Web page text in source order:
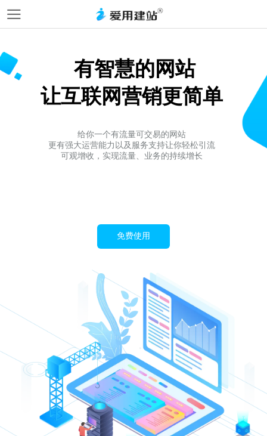
免费使用
有智慧的网站
让互联网营销更简单
给你一个有流量可交易的网站
更有强大运营能力以及服务支持让你轻松引流
可观增收，实现流量、业务的持续增长